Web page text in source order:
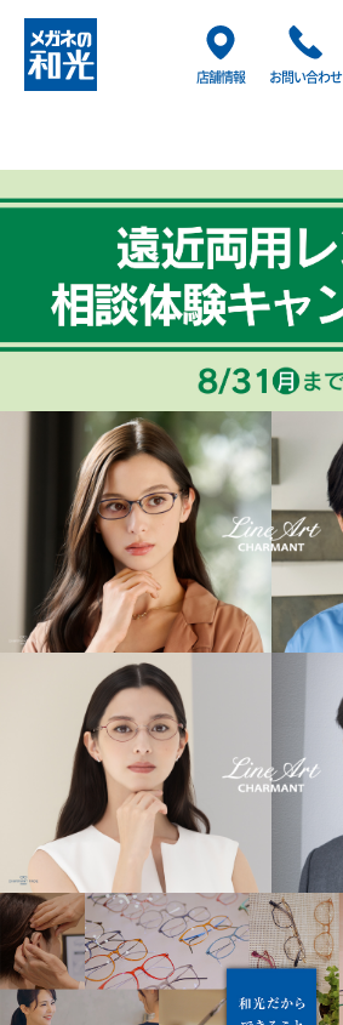
店舗情報 お問い合わせ